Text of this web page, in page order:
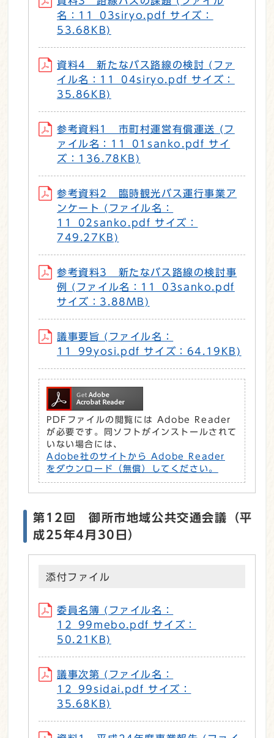
名：11_03siryo.pdf サイズ：
53.68KB)
資料4 新たなバス路線の検討 (ファ
イル名：11_04siryo.pdf サイズ：
35.86KB)
参考資料1 市町村運営有償運送 (フ
ァイル名：11_01sanko.pdf サイ
ズ：136.78KB)
参考資料2 臨時観光バス運行事業ア
ンケート (ファイル名：
11_02sanko.pdf サイズ：
749.27KB)
参考資料3 新たなバス路線の検討事
例 (ファイル名：11_03sanko.pdf
サイズ：3.88MB)
議事要旨 (ファイル名：
11_99yosi.pdf サイズ：64.19KB)
PDFファイルの閲覧には Adobe Reader
が必要です。同ソフトがインストールされて
いない場合には、
Adobe社のサイトから Adobe Reader
をダウンロード（無償）してください。
第12回 御所市地域公共交通会議（平
成25年4月30日）
添付ファイル
委員名簿 (ファイル名：
12_99mebo.pdf サイズ：
50.21KB)
議事次第 (ファイル名：
12_99sidai.pdf サイズ：
35.68KB)